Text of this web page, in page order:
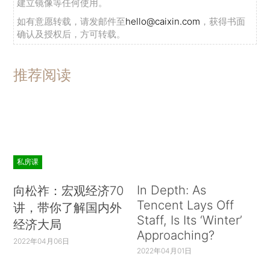
建立镜像等任何使用。
如有意愿转载，请发邮件至hello@caixin.com ，获得书面
确认及授权后，方可转载。
推荐阅读
私房课
向松祚：宏观经济70
讲，带你了解国内外
经济大局
2022年04月06日
In Depth: As
Tencent Lays Off
Staff, Is Its ‘Winter’
Approaching?
2022年04月01日